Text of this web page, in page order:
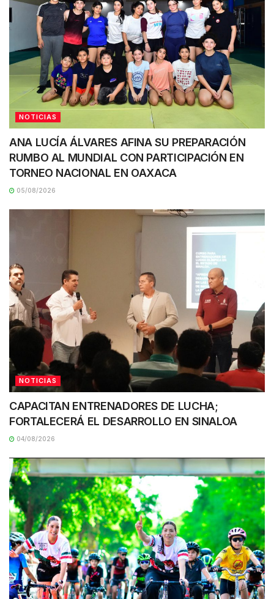
NOTICIAS
ANA LUCÍA ÁLVARES AFINA SU PREPARACIÓN
RUMBO AL MUNDIAL CON PARTICIPACIÓN EN
TORNEO NACIONAL EN OAXACA
05/08/2026
NOTICIAS
CAPACITAN ENTRENADORES DE LUCHA;
FORTALECERÁ EL DESARROLLO EN SINALOA
04/08/2026